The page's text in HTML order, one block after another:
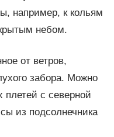
например, к кольям
небом.
от ветров,
забора. Можно
с северной
из подсолнечника